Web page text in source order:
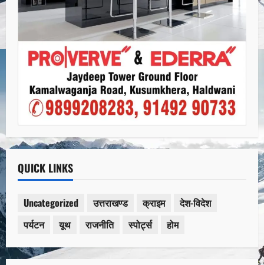
QUICK LINKS
Uncategorized उत्तराखण्ड क्राइम
देश-विदेश
पर्यटन
यूथ राजनीति स्पोर्ट्स होम